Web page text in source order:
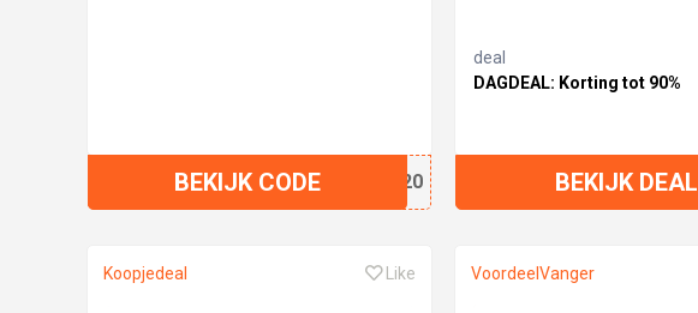
TAL20
BEKIJK CODE
deal
DAGDEAL: Korting tot 90%
BEKIJK DEAL
Koopjedeal Like VoordeelVanger